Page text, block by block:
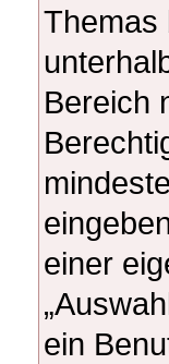
Themas
Bereich
einer
ein